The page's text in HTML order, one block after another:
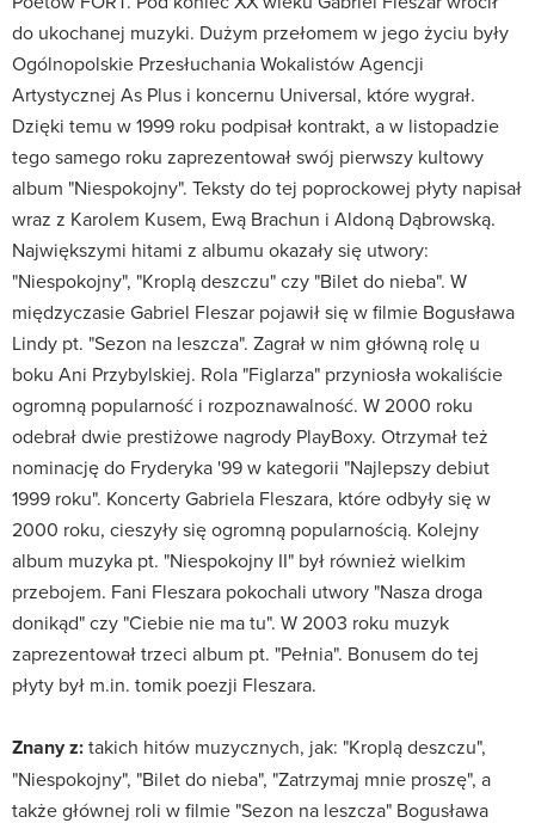
do ukochanej muzyki. Dużym przełomem w jego życiu były
Ogólnopolskie Przesłuchania Wokalistów Agencji
Artystycznej As Plus i koncernu Universal, które wygrał.
Dzięki temu w 1999 roku podpisał kontrakt, a w listopadzie
tego samego roku zaprezentował swój pierwszy kultowy
album "Niespokojny". Teksty do tej poprockowej płyty napisał
wraz z Karolem Kusem, Ewą Brachun i Aldoną Dąbrowską.
Największymi hitami z albumu okazały się utwory:
"Niespokojny", "Kroplą deszczu" czy "Bilet do nieba". W
międzyczasie Gabriel Fleszar pojawił się w filmie Bogusława
Lindy pt. "Sezon na leszcza". Zagrał w nim główną rolę u
boku Ani Przybylskiej. Rola "Figlarza" przyniosła wokaliście
ogromną popularność i rozpoznawalność. W 2000 roku
odebrał dwie prestiżowe nagrody PlayBoxy. Otrzymał też
nominację do Fryderyka '99 w kategorii "Najlepszy debiut
1999 roku". Koncerty Gabriela Fleszara, które odbyły się w
2000 roku, cieszyły się ogromną popularnością. Kolejny
album muzyka pt. "Niespokojny II" był również wielkim
przebojem. Fani Fleszara pokochali utwory "Nasza droga
donikąd" czy "Ciebie nie ma tu". W 2003 roku muzyk
zaprezentował trzeci album pt. "Pełnia". Bonusem do tej
płyty był m.in. tomik poezji Fleszara.
Znany z:takich hitów muzycznych, jak: "Kroplą deszczu",
"Niespokojny", "Bilet do nieba", "Zatrzymaj mnie proszę", a
także głównej roli w filmie "Sezon na leszcza" Bogusława